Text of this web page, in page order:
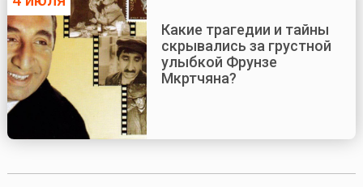
Какие трагедии и тайны
скрывались за грустной
улыбкой Фрунзе
Мкртчяна?